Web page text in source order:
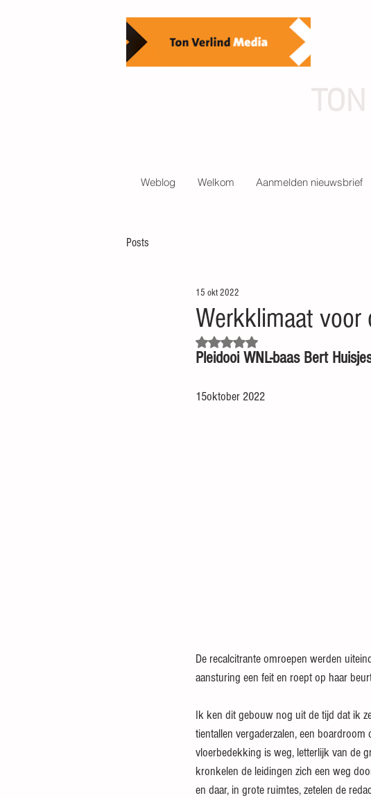
Weblog Welkom Aanmelden nieuwsbrief
Posts
Werkklimaat voor
15 okt 2022
Beoordeeld met NaN uit 5 sterren.
Pleidooi WNL-baas Bert
15oktober 2022
De recalcitrante omroepen werden
aansturing een feit en roept op haar
Ik ken dit gebouw nog uit de tijd dat ik
tientallen vergaderzalen, een
vloerbedekking is weg, letterlijk van de
kronkelen de leidingen zich een weg
en daar, in grote ruimtes, zetelen de